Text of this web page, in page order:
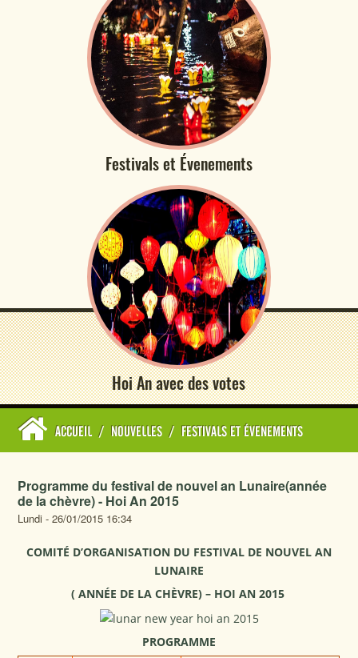
Festivals et Évenements
Hoi An avec des votes
ACCUEIL / NOUVELLES / FESTIVALS ET ÉVENEMENTS
Programme du festival de nouvel an Lunaire(année
de la chèvre) - Hoi An 2015
Lundi - 26/01/2015 16:34
COMITÉ D’ORGANISATION DU FESTIVAL DE NOUVEL AN
LUNAIRE
( ANNÉE DE LA CHÈVRE) – HOI AN 2015
PROGRAMME